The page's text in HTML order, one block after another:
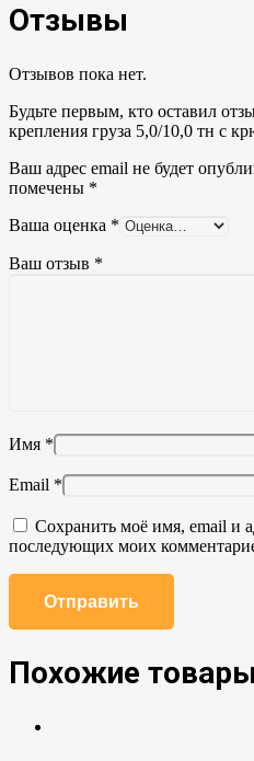
Отзывы
Отзывов пока нет.
Будьте первым, кто оставил
крепления груза 5,0/10,0 тн с
Ваш адрес email не будет
помечены *
Ваша оценка *
Ваш отзыв *
Имя *
Email *
Сохранить моё имя, email и
последующих моих
Похожие товары